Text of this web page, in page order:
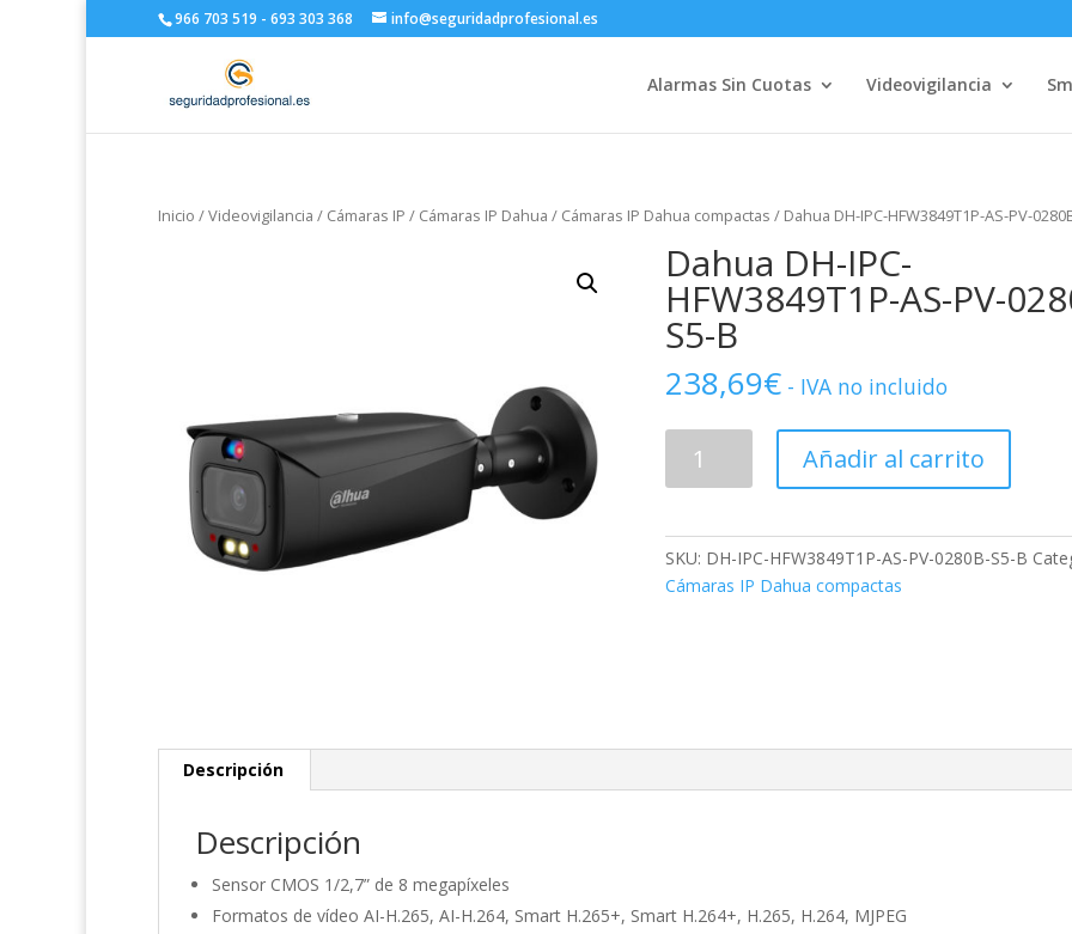
966 703 519 - 693 303 368 info@seguridadprofesional.es
Alarmas Sin Cuotas Videovigilancia
Inicio /Videovigilancia / Cámaras IP / Cámaras IP Dahua / Cámaras IP Dahua compactas / Dahua DH-IPC-HFW3849T1P-AS-PV-
Dahua DH-IPC-
HFW3849T1P-AS-PV-
S5-B
238,69€ - IVA no incluido
AS-
PV-
Añadir al carrito
SKU: DH-IPC-HFW3849T1P-AS-PV-0280B-S5-B
Cámaras IP Dahua compactas
Descripción
Descripción
Sensor CMOS 1/2,7” de 8 megapíxeles
Formatos de vídeo AI-H.265, AI-H.264, Smart H.265+, Smart H.264+, H.265, H.264, MJPEG